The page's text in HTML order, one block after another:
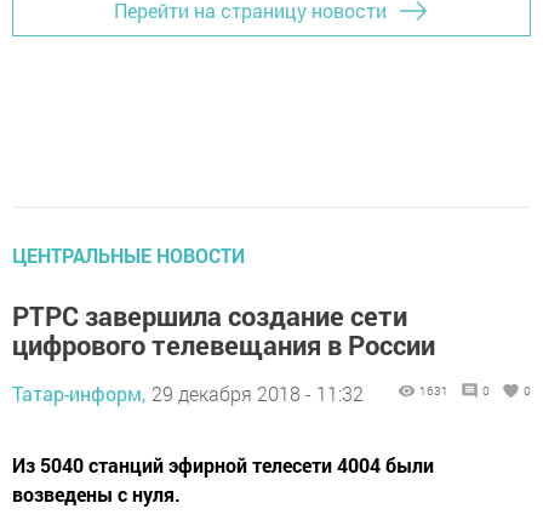
Перейти на страницу новости
ЦЕНТРАЛЬНЫЕ НОВОСТИ
РТРС завершила создание сети
цифрового телевещания в России
Татар-информ, 29 декабря 2018 - 11:32 1631 0 0
Из 5040 станций эфирной телесети 4004 были
возведены с нуля.